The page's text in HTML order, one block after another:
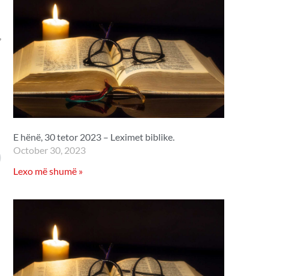
E hënë, 30 tetor 2023 – Leximet biblike.
October 30, 2023
Lexo më shumë »